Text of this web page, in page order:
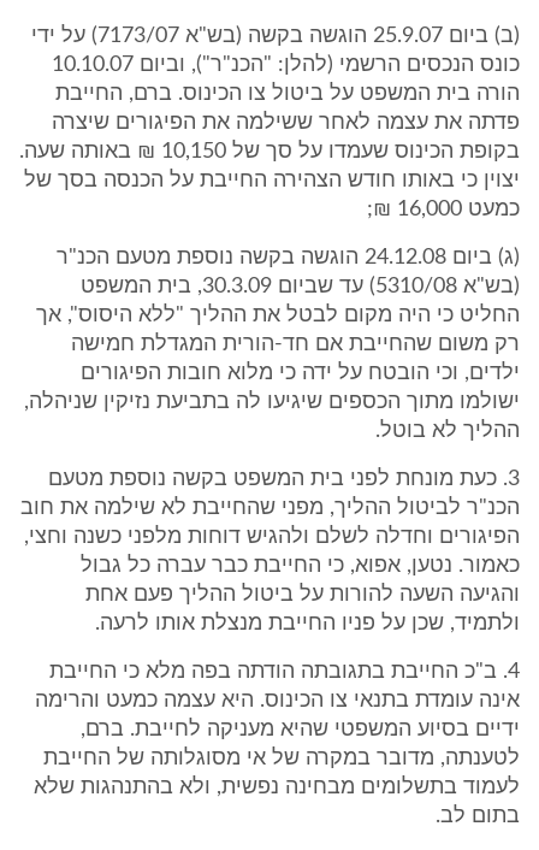
(ב) ביום 25.9.07 הוגשה בקשה (בש"א 7173/07) על ידי
כונס הנכסים הרשמי (להלן: "הכנ"ר"), וביום 10.10.07
הורה בית המשפט על ביטול צו הכינוס. ברם, החייבת
פדתה את עצמה לאחר ששילמה את הפיגורים שיצרה
בקופת הכינוס שעמדו על סך של 10,150 ₪ באותה שעה.
יצוין כי באותו חודש הצהירה החייבת על הכנסה בסך של
כמעט 16,000 ₪;
(ג) ביום 24.12.08 הוגשה בקשה נוספת מטעם הכנ"ר
(בש"א 5310/08) עד שביום 30.3.09, בית המשפט
החליט כי היה מקום לבטל את ההליך "ללא היסוס", אך
רק משום שהחייבת אם חד-הורית המגדלת חמישה
ילדים, וכי הובטח על ידה כי מלוא חובות הפיגורים
ישולמו מתוך הכספים שיגיעו לה בתביעת נזיקין שניהלה,
ההליך לא בוטל.
3. כעת מונחת לפני בית המשפט בקשה נוספת מטעם
הכנ"ר לביטול ההליך, מפני שהחייבת לא שילמה את חוב
הפיגורים וחדלה לשלם ולהגיש דוחות מלפני כשנה וחצי,
כאמור. נטען, אפוא, כי החייבת כבר עברה כל גבול
והגיעה השעה להורות על ביטול ההליך פעם אחת
ולתמיד, שכן על פניו החייבת מנצלת אותו לרעה.
4. ב"כ החייבת בתגובתה הודתה בפה מלא כי החייבת
אינה עומדת בתנאי צו הכינוס. היא עצמה כמעט והרימה
ידיים בסיוע המשפטי שהיא מעניקה לחייבת. ברם,
לטענתה, מדובר במקרה של אי מסוגלותה של החייבת
לעמוד בתשלומים מבחינה נפשית, ולא בהתנהגות שלא
בתום לב.